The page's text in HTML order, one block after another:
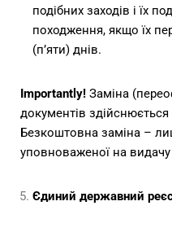
подібних заходів і їх
походження, якщо їх
(п’яти) днів.
Importantly! Заміна
документів здійснюється
Безкоштовна заміна –
уповноваженої на
Єдиний державний